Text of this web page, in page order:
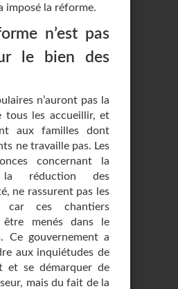
imposé la réforme.
n’est pas
le bien des
n’auront pas la
tous les accueillir, et
aux familles dont
ne travaille pas. Les
concernant la
la réduction des
ne rassurent pas les
car ces chantiers
menés dans le
Ce gouvernement a
aux inquiétudes de
et se démarquer de
mais du fait de la